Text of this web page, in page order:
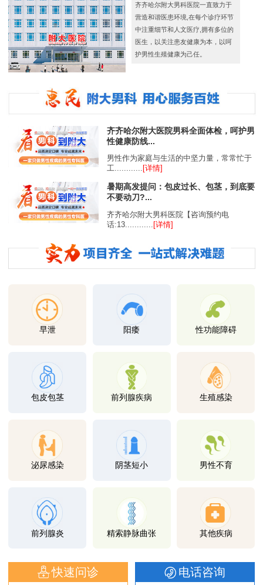
齐齐哈尔附大男科医院一直致力于
营造和谐医患环境,在每个诊疗环节
中注重细节和人文医疗,拥有多位的
医生，以关注患友健康为本，以呵
护男性生殖健康为己任。
齐齐哈尔附大医院男科全面体检，呵护男
性健康防线...
男性作为家庭与生活的中坚力量，常常忙于
工............ [详情]
暑期高发提问：包皮过长、包茎，到底要
不要动刀?...
齐齐哈尔附大男科医院【咨询预约电
话:13............
[详情]
早泄 阳痿 性功能障碍
包皮包茎 前列腺疾病 生殖感染
泌尿感染 阴茎短小 男性不育
前列腺炎 精索静脉曲张 其他疾病
快速问诊 电话咨询